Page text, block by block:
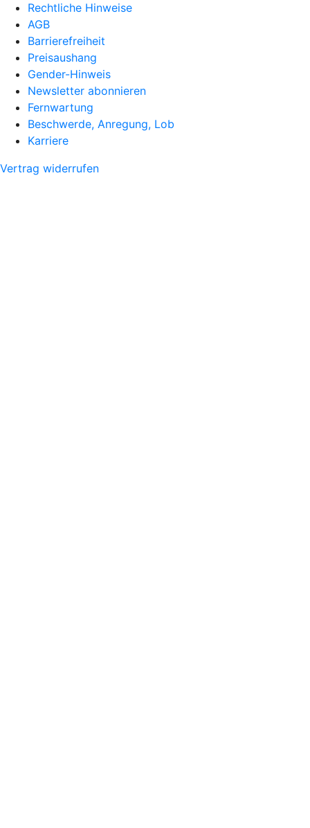
Rechtliche Hinweise
AGB
Barrierefreiheit
Preisaushang
Gender-Hinweis
Newsletter abonnieren
Fernwartung
Beschwerde, Anregung, Lob
Karriere
Vertrag widerrufen